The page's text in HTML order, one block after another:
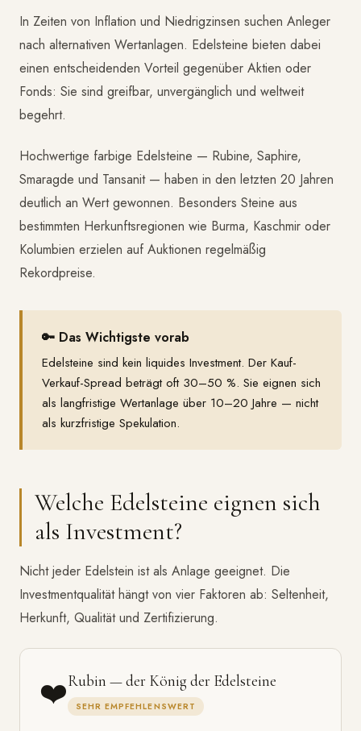
In Zeiten von Inflation und Niedrigzinsen suchen Anleger
nach alternativen Wertanlagen. Edelsteine bieten dabei
einen entscheidenden Vorteil gegenüber Aktien oder
Fonds: Sie sind greifbar, unvergänglich und weltweit
begehrt.
Hochwertige farbige Edelsteine — Rubine, Saphire,
Smaragde und Tansanit — haben in den letzten 20 Jahren
deutlich an Wert gewonnen. Besonders Steine aus
bestimmten Herkunftsregionen wie Burma, Kaschmir oder
Kolumbien erzielen auf Auktionen regelmäßig
Rekordpreise.
🔑 Das Wichtigste vorab
Edelsteine sind kein liquides Investment. Der Kauf-
Verkauf-Spread beträgt oft 30–50 %. Sie eignen sich
als langfristige Wertanlage über 10–20 Jahre — nicht
als kurzfristige Spekulation.
Welche Edelsteine eignen sich
als Investment?
Nicht jeder Edelstein ist als Anlage geeignet. Die
Investmentqualität hängt von vier Faktoren ab: Seltenheit,
Herkunft, Qualität und Zertifizierung.
❤️Rubin — der König der Edelsteine
SEHR EMPFEHLENSWERT